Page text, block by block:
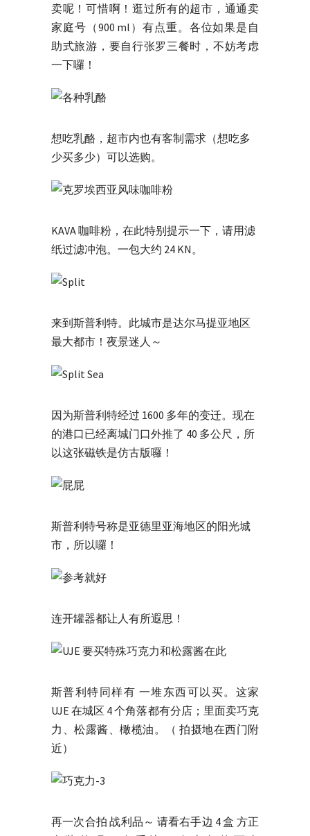
卖呢！可惜啊！逛过所有的超市，通通卖
家庭号（900 ml）有点重。各位如果是自
助式旅游，要自行张罗三餐时，不妨考虑
一下囉！
想吃乳酪，超市内也有客制需求（想吃多
少买多少）可以选购。
KAVA 咖啡粉，在此特别提示一下，请用滤
纸过滤冲泡。一包大约 24 KN。
来到斯普利特。此城市是达尔马提亚地区
最大都市！夜景迷人～
因为斯普利特经过 1600 多年的变迁。现在
的港口已经离城门口外推了 40 多公尺，所
以这张磁铁是仿古版囉！
斯普利特号称是亚德里亚海地区的阳光城
市，所以囉！
连开罐器都让人有所遐思！
斯普利特同样有 一堆东西可以买。这家
UJE 在城区 4 个角落都有分店；里面卖巧克
力、松露酱、橄榄油。（ 拍摄地在西门附
近）
再一次合拍 战利品～ 请看右手边 4 盒 方正